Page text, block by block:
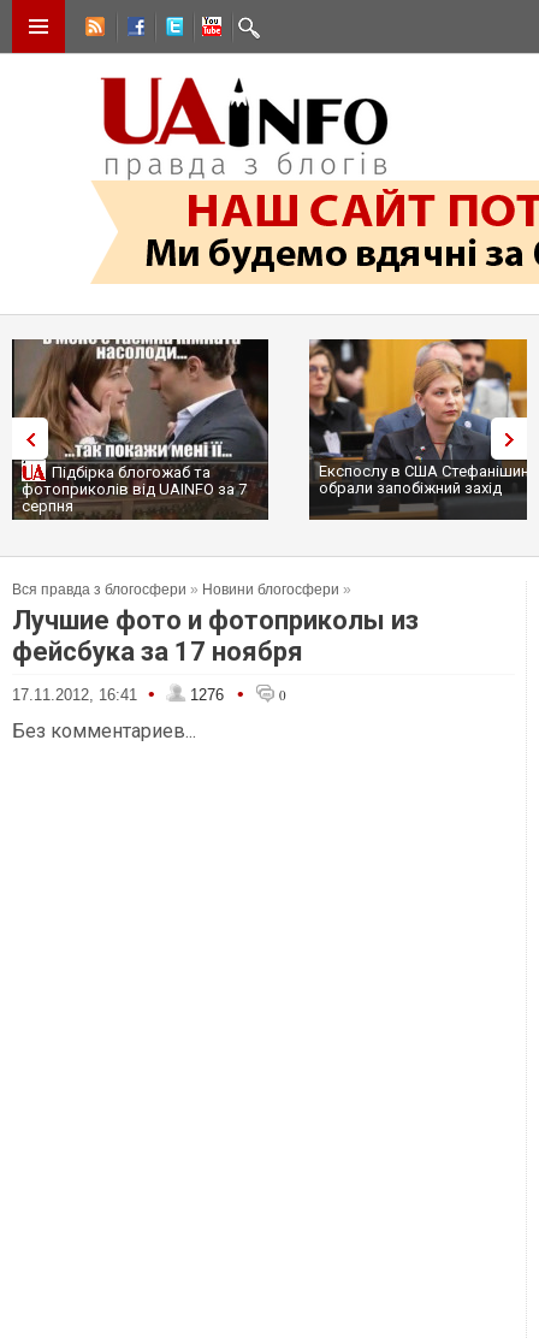
Підбірка блогожаб та
фотоприколів від UAINFO за 7
серпня
Експослу в США
обрали запобіжний захід
Вся правда з блогосфери » Новини блогосфери »
Лучшие фото и фотоприколы из
фейсбука за 17 ноября
17.11.2012, 16:41 • 1276 • 0
Без комментариев...